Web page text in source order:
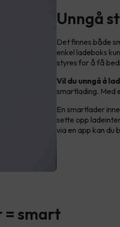
Unngå
Det finnes både
enkel ladeboks
styres for å få
Vil du unngå å
smartlading. Med
En smartlader
sette opp
via en app kan du
= smart